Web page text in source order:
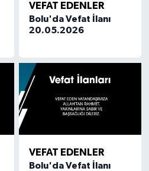
VEFAT EDENLER
Bolu'da Vefat İlanı
20.05.2026
VEFAT EDENLER
Bolu'da Vefat İlanı